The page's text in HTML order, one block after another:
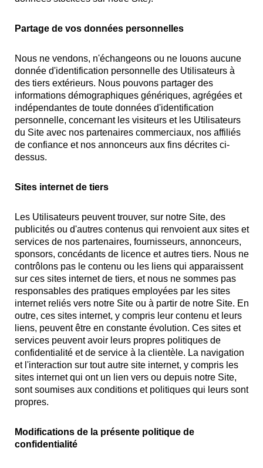
Partage de vos données personnelles
Nous ne vendons, n'échangeons ou ne louons aucune
donnée d'identification personnelle des Utilisateurs à
des tiers extérieurs. Nous pouvons partager des
informations démographiques génériques, agrégées et
indépendantes de toute données d'identification
personnelle, concernant les visiteurs et les Utilisateurs
du Site avec nos partenaires commerciaux, nos affiliés
de confiance et nos annonceurs aux fins décrites ci-
dessus.
Sites internet de tiers
Les Utilisateurs peuvent trouver, sur notre Site, des
publicités ou d'autres contenus qui renvoient aux sites et
services de nos partenaires, fournisseurs, annonceurs,
sponsors, concédants de licence et autres tiers. Nous ne
contrôlons pas le contenu ou les liens qui apparaissent
sur ces sites internet de tiers, et nous ne sommes pas
responsables des pratiques employées par les sites
internet reliés vers notre Site ou à partir de notre Site. En
outre, ces sites internet, y compris leur contenu et leurs
liens, peuvent être en constante évolution. Ces sites et
services peuvent avoir leurs propres politiques de
confidentialité et de service à la clientèle. La navigation
et l'interaction sur tout autre site internet, y compris les
sites internet qui ont un lien vers ou depuis notre Site,
sont soumises aux conditions et politiques qui leurs sont
propres.
Modifications de la présente politique de
confidentialité